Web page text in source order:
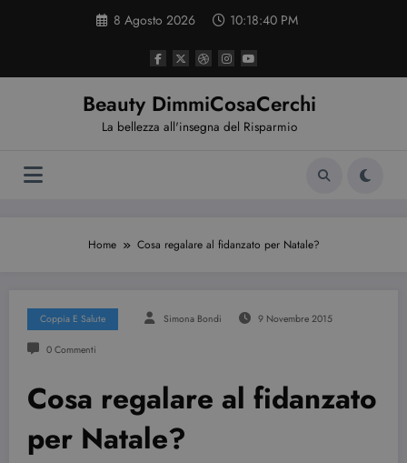
8 Agosto 2026 10:18:41 PM
Beauty DimmiCosaCerchi
La bellezza all'insegna del Risparmio
Home Cosa regalare al fidanzato per Natale?
Coppia E Salute Simona Bondi 9 Novembre 2015
0 Commenti
Cosa regalare al fidanzato
per Natale?